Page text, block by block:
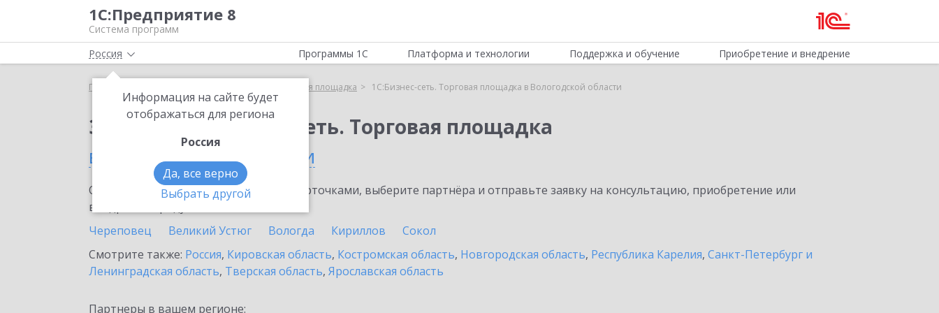
1С:Предприятие 8
Система программ
Россия
Информация на сайте будет
отображаться для региона
Россия
Да, все верно
Выбрать другой
Программы 1С Платформа и технологии Поддержка и обучение Приобретение и внедрение
Главная 1С:Бизнес-сеть. Торговая площадка 1С:Бизнес-сеть. Торговая площадка в Вологодской области
Заказать 1С:Бизнес-сеть. Торговая площадка
в Вологодской области
Ознакомьтесь с информационными карточками, выберите партнёра и отправьте заявку на консультацию, приобретение или
внедрение продукта.
Череповец
Великий Устюг Вологда Кириллов
Сокол
Смотрите также: Россия, Кировская область, Костромская область, Новгородская область, Республика Карелия, Санкт-Петербург и
Ленинградская область, Тверская область, Ярославская область
Партнеры в вашем регионе: